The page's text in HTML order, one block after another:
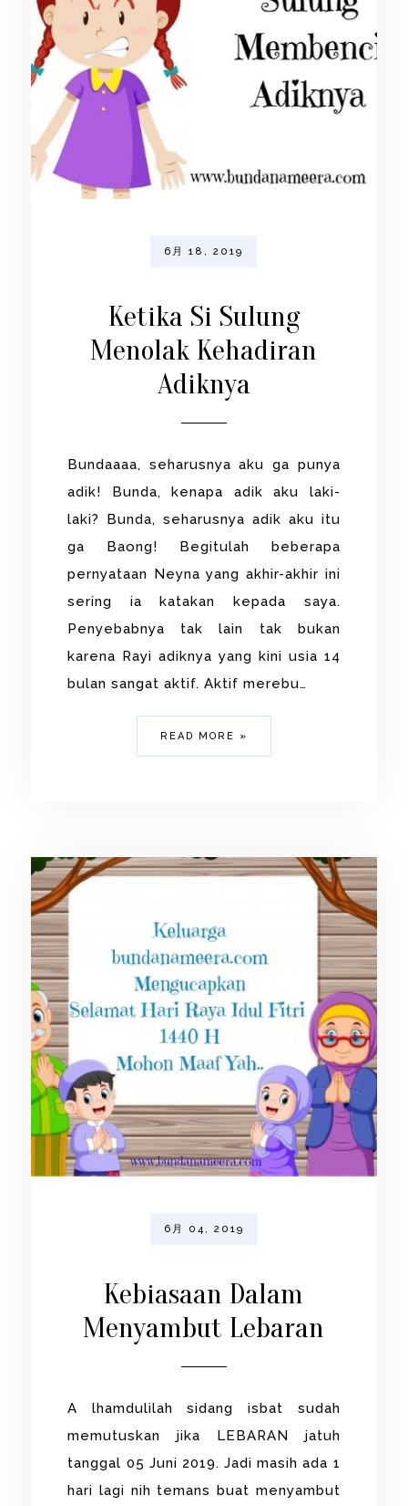
6月 18, 2019
Ketika Si Sulung
Menolak Kehadiran
Adiknya
Bundaaaa, seharusnya aku ga punya
adik! Bunda, kenapa adik aku laki-
laki? Bunda, seharusnya adik aku itu
ga Baong! Begitulah beberapa
pernyataan Neyna yang akhir-akhir ini
sering ia katakan kepada saya.
Penyebabnya tak lain tak bukan
karena Rayi adiknya yang kini usia 14
bulan sangat aktif. Aktif merebu…
READ MORE »
6月 04, 2019
Kebiasaan Dalam
Menyambut Lebaran
A lhamdulilah sidang isbat sudah
memutuskan jika LEBARAN jatuh
tanggal 05 Juni 2019. Jadi masih ada 1
hari lagi nih temans buat menyambut